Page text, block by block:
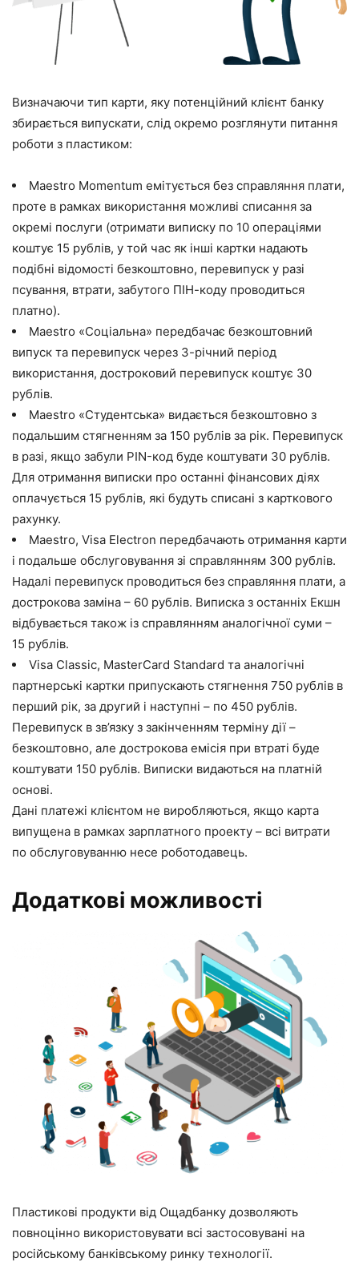
Визначаючи тип карти, яку потенційний клієнт банку
збирається випускати, слід окремо розглянути питання
роботи з пластиком:
Maestro Momentum емітується без справляння плати,
проте в рамках використання можливі списання за
окремі послуги (отримати виписку по 10 операціями
коштує 15 рублів, у той час як інші картки надають
подібні відомості безкоштовно, перевипуск у разі
псування, втрати, забутого ПІН-коду проводиться
платно).
Maestro «Соціальна» передбачає безкоштовний
випуск та перевипуск через 3-річний період
використання, достроковий перевипуск коштує 30
рублів.
Maestro «Студентська» видається безкоштовно з
подальшим стягненням за 150 рублів за рік. Перевипуск
в разі, якщо забули PIN-код буде коштувати 30 рублів.
Для отримання виписки про останні фінансових діях
оплачується 15 рублів, які будуть списані з карткового
рахунку.
Maestro, Visa Electron передбачають отримання карти
і подальше обслуговування зі справлянням 300 рублів.
Надалі перевипуск проводиться без справляння плати, а
дострокова заміна – 60 рублів. Виписка з останніх Екшн
відбувається також із справлянням аналогічної суми –
15 рублів.
Visa Classic, MasterCard Standard та аналогічні
партнерські картки припускають стягнення 750 рублів в
перший рік, за другий і наступні – по 450 рублів.
Перевипуск в зв’язку з закінченням терміну дії –
безкоштовно, але дострокова емісія при втраті буде
коштувати 150 рублів. Виписки видаються на платній
основі.
Дані платежі клієнтом не виробляються, якщо карта
випущена в рамках зарплатного проекту – всі витрати
по обслуговуванню несе роботодавець.
Додаткові можливості
Пластикові продукти від Ощадбанку дозволяють
повноцінно використовувати всі застосовувані на
російському банківському ринку технології.